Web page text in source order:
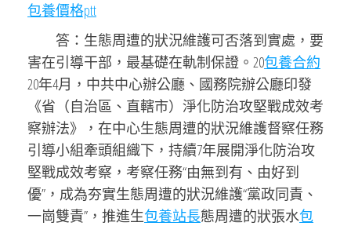
包養價格ptt
答：生態周遭的狀況維護可否落到實處，要
害在引導干部，最基礎在軌制保證。20包養合約
20年4月，中共中心辦公廳、國務院辦公廳印發
《省（自治區、直轄市）淨化防治攻堅戰成效考
察辦法》，在中心生態周遭的狀況維護督察任務
引導小組牽頭組織下，持續7年展開淨化防治攻
堅戰成效考察，考察任務“由無到有、由好到
優”，成為夯實生態周遭的狀況維護“黨政同責、
一崗雙責”，推進生包養站長態周遭的狀張水包